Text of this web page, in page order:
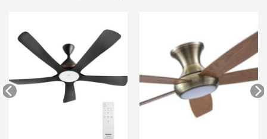
Đường kính cánh quạt:
4 cánh – 140 cm
Chất liệu cánh quạt:
Metal